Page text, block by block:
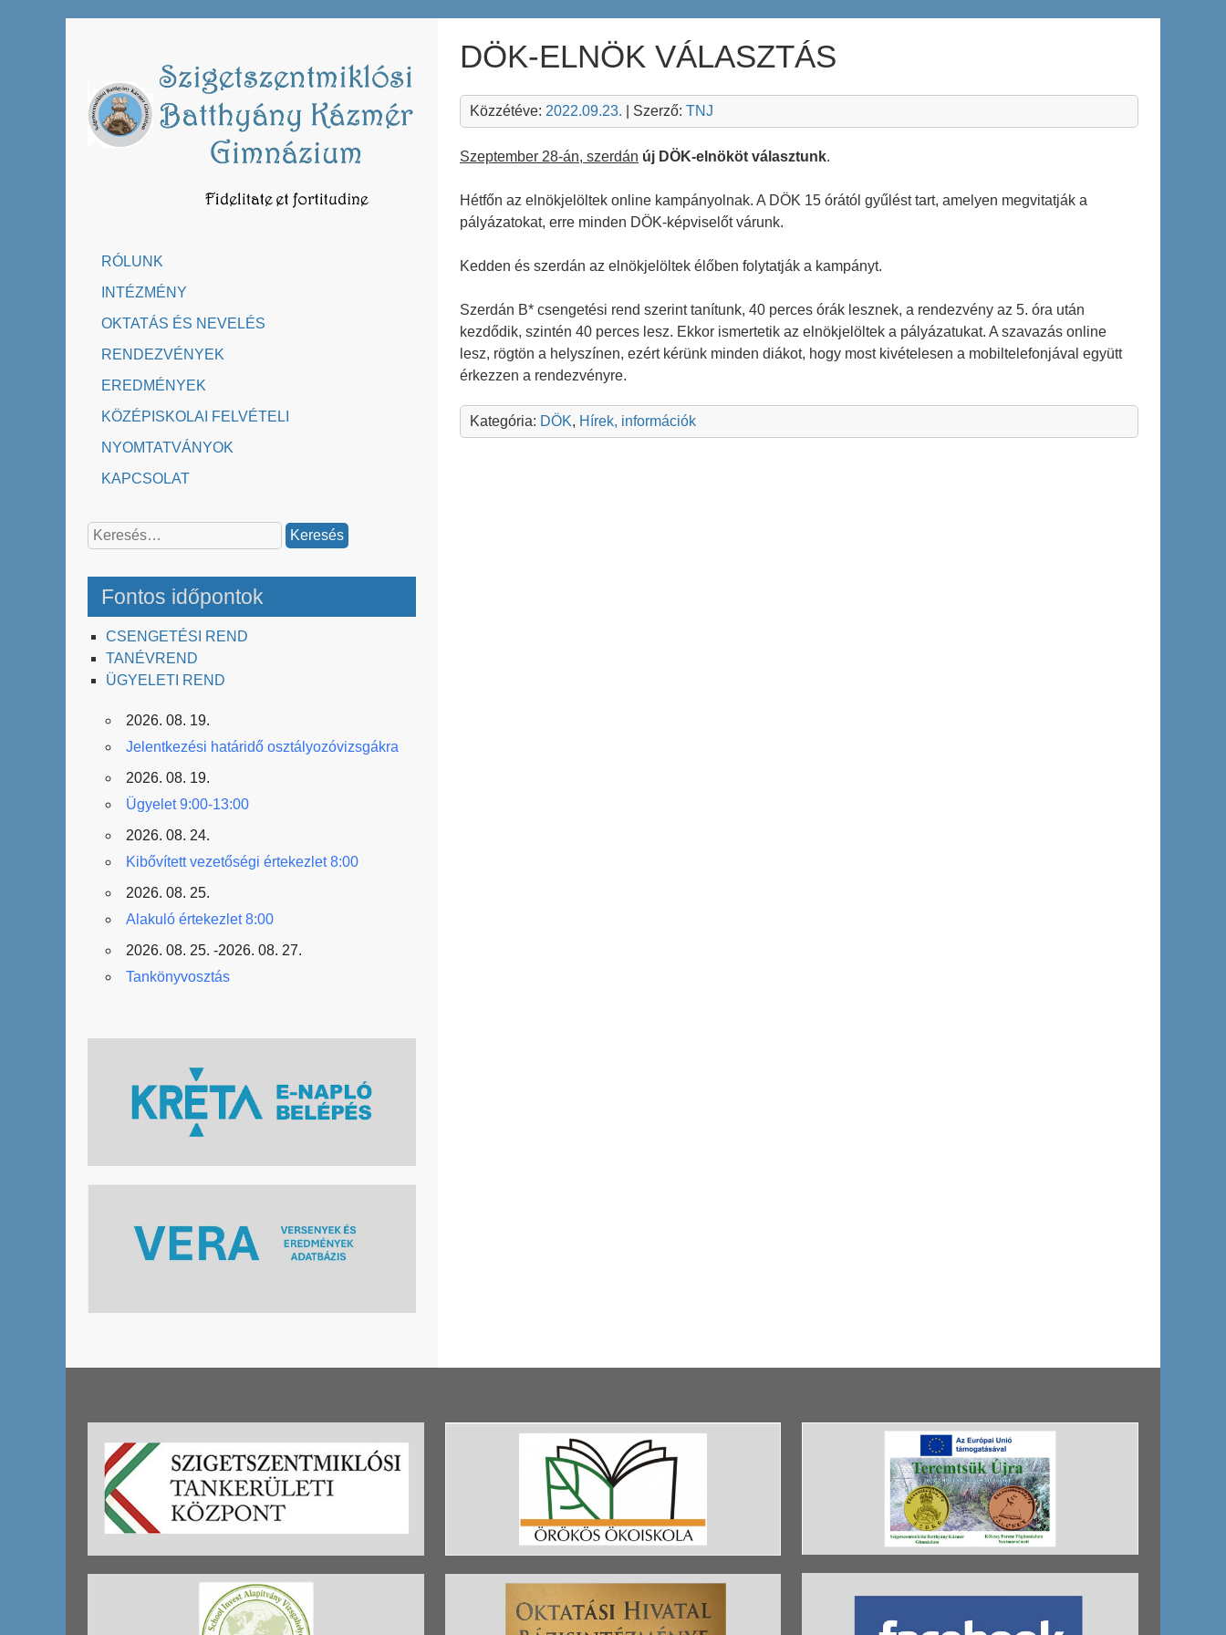
RÓLUNK
INTÉZMÉNY
OKTATÁS ÉS NEVELÉS
RENDEZVÉNYEK
EREDMÉNYEK
KÖZÉPISKOLAI FELVÉTELI
NYOMTATVÁNYOK
KAPCSOLAT
Keresés:
Fontos időpontok
CSENGETÉSI REND
TANÉVREND
ÜGYELETI REND
2026. 08. 19.
Jelentkezési határidő osztályozóvizsgákra
2026. 08. 19.
Ügyelet 9:00-13:00
2026. 08. 24.
Kibővített vezetőségi értekezlet 8:00
2026. 08. 25.
Alakuló értekezlet 8:00
2026. 08. 25. -2026. 08. 27.
Tankönyvosztás
DÖK-ELNÖK VÁLASZTÁS
Közzétéve: 2022.09.23. | Szerző: TNJ
Szeptember 28-án, szerdán új DÖK-elnököt választunk.
Hétfőn az elnökjelöltek online kampányolnak. A DÖK 15 órától gyűlést tart, amelyen megvitatják a
pályázatokat, erre minden DÖK-képviselőt várunk.
Kedden és szerdán az elnökjelöltek élőben folytatják a kampányt.
Szerdán B* csengetési rend szerint tanítunk, 40 perces órák lesznek, a rendezvény az 5. óra után
kezdődik, szintén 40 perces lesz. Ekkor ismertetik az elnökjelöltek a pályázatukat. A szavazás online
lesz, rögtön a helyszínen, ezért kérünk minden diákot, hogy most kivételesen a mobiltelefonjával együtt
érkezzen a rendezvényre.
Kategória: DÖK, Hírek, információk